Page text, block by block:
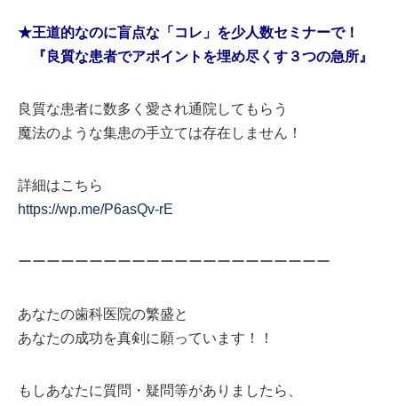
★王道的なのに盲点な「コレ」を少人数セミナーで！
『良質な患者でアポイントを埋め尽くす３つの急所』
良質な患者に数多く愛され通院してもらう
魔法のような集患の手立ては存在しません！
詳細はこちら
https://wp.me/P6asQv-rE
ーーーーーーーーーーーーーーーーーーーーーー
あなたの歯科医院の繁盛と
あなたの成功を真剣に願っています！！
もしあなたに質問・疑問等がありましたら、